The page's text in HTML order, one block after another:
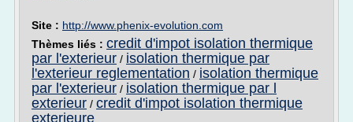
Site : http://www.phenix-evolution.com
Thèmes liés : credit d'impot isolation thermique
par l'exterieur / isolation thermique par
l'exterieur reglementation / isolation thermique
par l'exterieur / isolation thermique par l
exterieur / credit d'impot isolation thermique
exterieure